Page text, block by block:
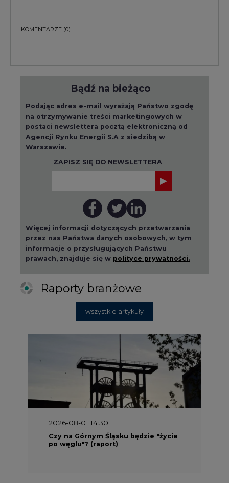
KOMENTARZE (0)
Bądź na bieżąco
Podając adres e-mail wyrażają Państwo zgodę
na otrzymywanie treści marketingowych w
postaci newslettera pocztą elektroniczną od
Agencji Rynku Energii S.A z siedzibą w
Warszawie.
ZAPISZ SIĘ DO NEWSLETTERA
Więcej informacji dotyczących przetwarzania
przez nas Państwa danych osobowych, w tym
informacje o przysługujących Państwu
prawach, znajduje się w polityce prywatności.
Raporty branżowe
wszystkie artykuły
2026-08-01 14:30
Czy na Górnym Śląsku będzie "życie
po węglu"? (raport)